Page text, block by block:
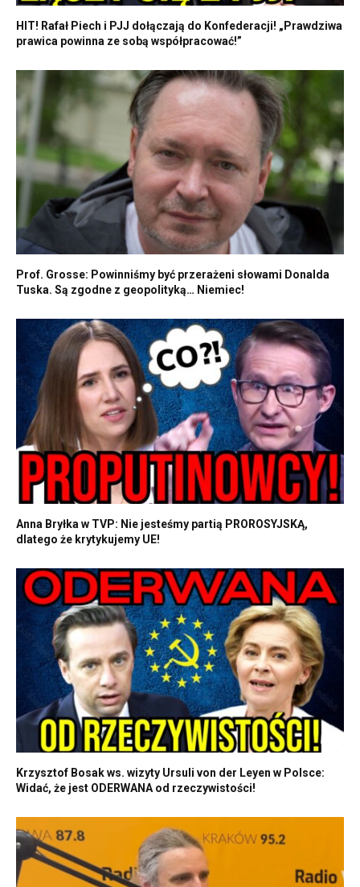
HIT! Rafał Piech i PJJ dołączają do Konfederacji! „Prawdziwa
prawica powinna ze sobą współpracować!”
Prof. Grosse: Powinniśmy być przerażeni słowami Donalda
Tuska. Są zgodne z geopolityką… Niemiec!
Anna Bryłka w TVP: Nie jesteśmy partią PROROSYJSKĄ,
dlatego że krytykujemy UE!
Krzysztof Bosak ws. wizyty Ursuli von der Leyen w Polsce:
Widać, że jest ODERWANA od rzeczywistości!